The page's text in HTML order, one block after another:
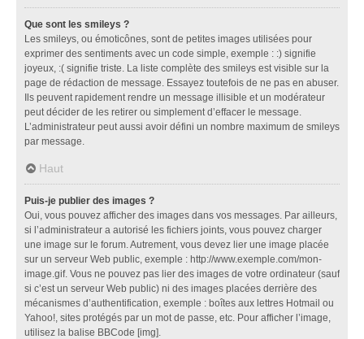
Que sont les smileys ?
Les smileys, ou émoticônes, sont de petites images utilisées pour
exprimer des sentiments avec un code simple, exemple : :) signifie
joyeux, :( signifie triste. La liste complète des smileys est visible sur la
page de rédaction de message. Essayez toutefois de ne pas en abuser.
Ils peuvent rapidement rendre un message illisible et un modérateur
peut décider de les retirer ou simplement d’effacer le message.
L’administrateur peut aussi avoir défini un nombre maximum de smileys
par message.
Haut
Puis-je publier des images ?
Oui, vous pouvez afficher des images dans vos messages. Par ailleurs,
si l’administrateur a autorisé les fichiers joints, vous pouvez charger
une image sur le forum. Autrement, vous devez lier une image placée
sur un serveur Web public, exemple : http://www.exemple.com/mon-
image.gif. Vous ne pouvez pas lier des images de votre ordinateur (sauf
si c’est un serveur Web public) ni des images placées derrière des
mécanismes d’authentification, exemple : boîtes aux lettres Hotmail ou
Yahoo!, sites protégés par un mot de passe, etc. Pour afficher l’image,
utilisez la balise BBCode [img].